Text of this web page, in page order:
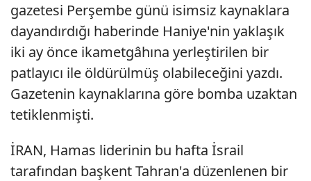
gazetesi Perşembe günü isimsiz kaynaklara
dayandırdığı haberinde Haniye'nin yaklaşık
iki ay önce ikametgâhına yerleştirilen bir
patlayıcı ile öldürülmüş olabileceğini yazdı.
Gazetenin kaynaklarına göre bomba uzaktan
tetiklenmişti.
İRAN, Hamas liderinin bu hafta İsrail
tarafından başkent Tahran'a düzenlenen bir